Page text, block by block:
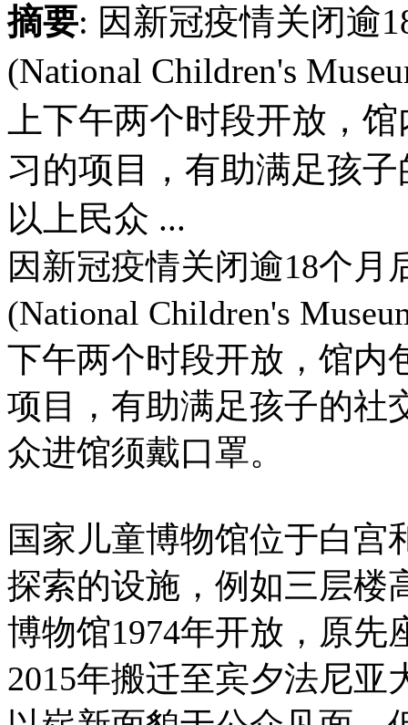
摘要: 因新冠疫情关闭逾
(National Children's
上下午两个时段开放，
习的项目，有助满足孩
以上民众 ...
因新冠疫情关闭逾18个
(National Children's
下午两个时段开放，馆内
项目，有助满足孩子的社
众进馆须戴口罩。
国家儿童博物馆位于白宫
探索的设施，例如三层楼
博物馆1974年开放，原先
2015年搬迁至宾夕法尼亚